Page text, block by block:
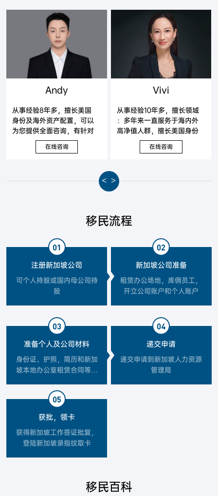
Andy
从事经验8年多，擅长美国
身份及海外资产配置，可以
为您提供全面咨询，有针对
性地提出解决方案。
在线咨询
Vivi
从事经验10年多，擅长领域
：多年来一直服务于海内外
高净值人群，擅长美国身份
及海外资产配置，可以为您
提供全面咨询，有针对性地
在线咨询
< >
移民流程
01
注册新加坡公司
可个人持股或国内母公司持
股
02
新加坡公司准备
租赁办公场地，库佣员工，
开立公司账户和个人账户
03
准备个人及公司材料
身份证、护照，简历和新加
坡本地办公室租赁合同等材
04
递交申请
递交申请到新加坡人力资源
管理局
05
获批，领卡
获得新加坡工作签证批复，
登陆新加坡录指纹取卡
移民百科